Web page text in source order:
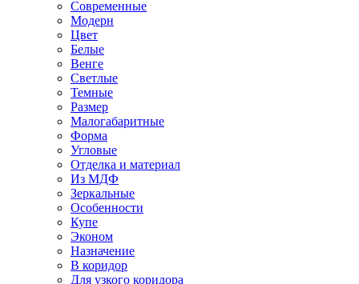
Современные
Модерн
Цвет
Белые
Венге
Светлые
Темные
Размер
Малогабаритные
Форма
Угловые
Отделка и материал
Из МДФ
Зеркальные
Особенности
Купе
Эконом
Назначение
В коридор
Для узкого коридора